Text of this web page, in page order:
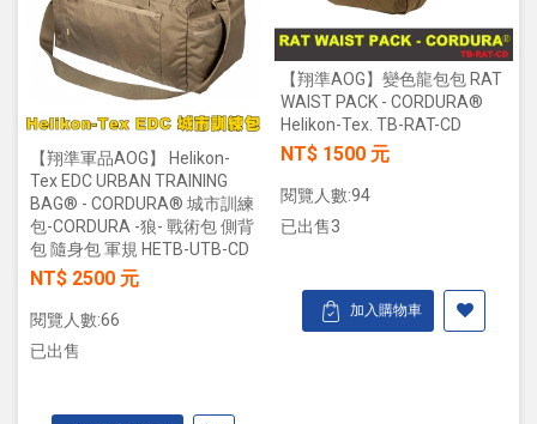
【翔準軍品AOG】 Helikon-
Tex EDC URBAN TRAINING
BAG® - CORDURA® 城市訓練
包-CORDURA -狼- 戰術包 側背
包 隨身包 軍規 HETB-UTB-CD
NT$ 2500 元
閱覽人數:66
已出售
【翔準AOG】變色龍包包 RAT
WAIST PACK - CORDURA®
Helikon-Tex. TB-RAT-CD
NT$ 1500 元
閱覽人數:94
已出售3
加入購物車